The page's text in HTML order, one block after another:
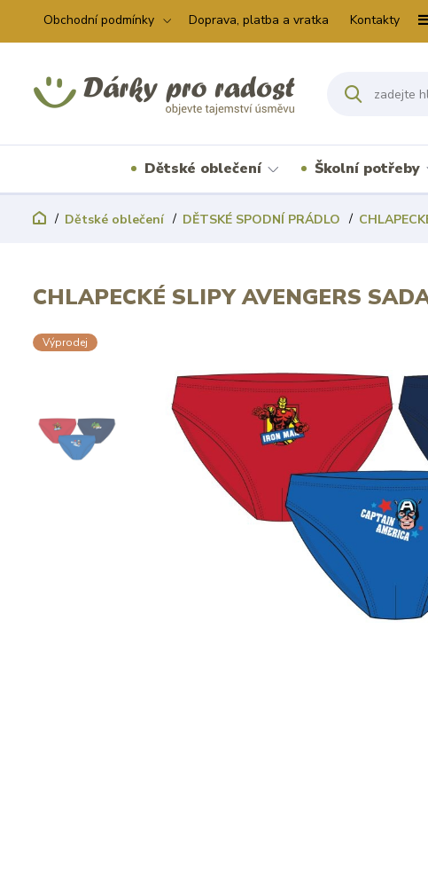
Obchodní podmínky Doprava, platba a vratka Kontakty
Dětské oblečení Školní potřeby
Dětské oblečení DĚTSKÉ SPODNÍ PRÁDLO
CHLAPECKÉ SLIPY AVENGERS
Výprodej